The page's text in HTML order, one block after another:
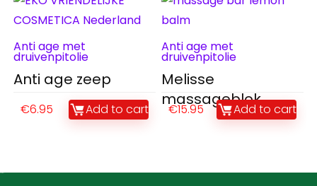
Anti age met
druivenpitolie
Anti age zeep
€6.95 Add to cart
Anti age met
druivenpitolie
Melisse
massageblok
€15.95 Add to cart